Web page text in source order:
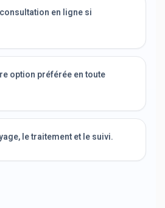
en ligne si
option préférée en toute
le traitement et le suivi.